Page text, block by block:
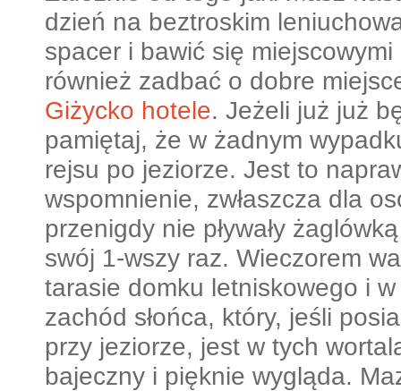
dzień na beztroskim
spacer i bawić się
również zadbać o dobre
Giżycko hotele. Jeżeli już już
pamiętaj, że w żadnym
rejsu po jeziorze. Jest to
wspomnienie, zwłaszcza dla
przenigdy nie pływały
swój 1-wszy raz. Wieczorem
tarasie domku letniskowego i
zachód słońca, który, jeśli
przy jeziorze, jest w tych
bajeczny i pięknie wygląda.